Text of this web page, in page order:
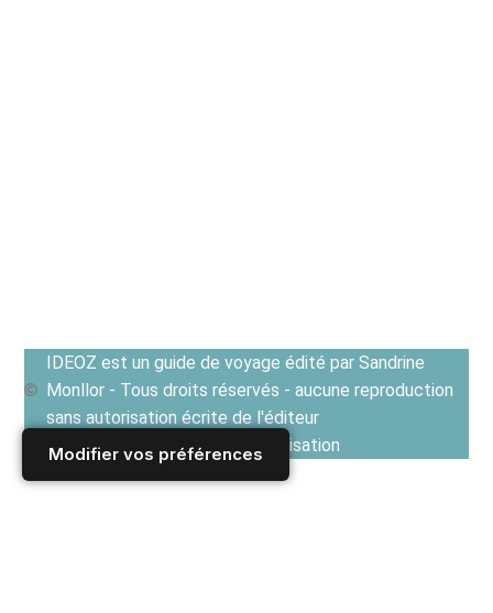
Modifier vos préférences
IDEOZ est un guide de voyage édité par Sandrine
Monllor - Tous droits réservés - aucune reproduction
sans autorisation écrite de l'éditeur
Voir les Conditions générales d'utilisation